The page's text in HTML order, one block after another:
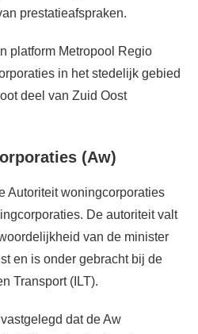
prestatieafspraken.
platform Metropool Regio
in het stedelijk gebied
deel van Zuid Oost
(Aw)
Autoriteit woningcorporaties
De autoriteit valt
van de minister
en is onder gebracht bij de
Transport (ILT).
dat de Aw